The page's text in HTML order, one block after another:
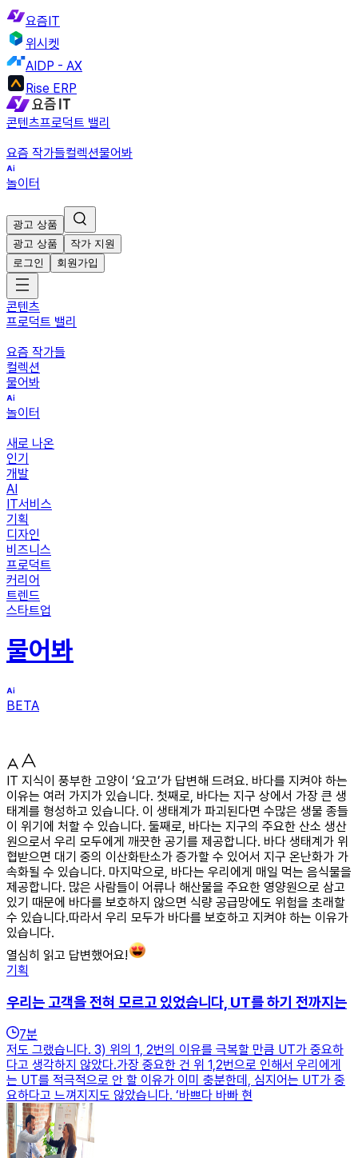
요즘IT
위시켓
AIDP - AX
Rise ERP
콘텐츠프로덕트 밸리
요즘 작가들컬렉션물어봐
놀이터
광고 상품
광고 상품
작가 지원
로그인
회원가입
콘텐츠
프로덕트 밸리
요즘 작가들
컬렉션
물어봐
놀이터
새로 나온
인기
개발
AI
IT서비스
기획
디자인
비즈니스
프로덕트
커리어
트렌드
스타트업
물어봐
BETA
IT 지식이 풍부한 고양이 ‘요고’가 답변해 드려요. 바다를 지켜야 하는
이유는 여러 가지가 있습니다. 첫째로, 바다는 지구 상에서 가장 큰 생
태계를 형성하고 있습니다. 이 생태계가 파괴된다면 수많은 생물 종들
이 위기에 처할 수 있습니다. 둘째로, 바다는 지구의 주요한 산소 생산
원으로서 우리 모두에게 깨끗한 공기를 제공합니다. 바다 생태계가 위
협받으면 대기 중의 이산화탄소가 증가할 수 있어서 지구 온난화가 가
속화될 수 있습니다. 마지막으로, 바다는 우리에게 매일 먹는 음식물을
제공합니다. 많은 사람들이 어류나 해산물을 주요한 영양원으로 삼고
있기 때문에 바다를 보호하지 않으면 식량 공급망에도 위험을 초래할
수 있습니다.따라서 우리 모두가 바다를 보호하고 지켜야 하는 이유가
있습니다.
열심히 읽고 답변했어요!
기획
우리는 고객을 전혀 모르고 있었습니다, UT를 하기 전까지는
7분
저도 그랬습니다. 3) 위의 1, 2번의 이유를 극복할 만큼 UT가 중요하
다고 생각하지 않았다.가장 중요한 건 위 1,2번으로 인해서 우리에게
는 UT를 적극적으로 안 할 이유가 이미 충분한데, 심지어는 UT가 중
요하다고 느껴지지도 않았습니다. ‘바쁘다 바빠 현